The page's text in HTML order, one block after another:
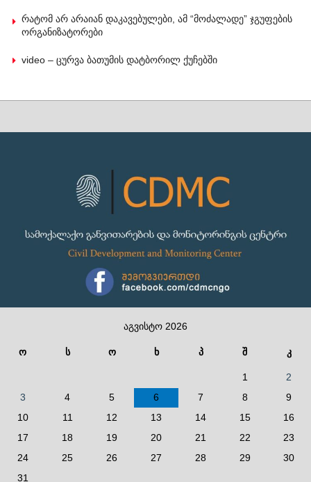
რატომ არ არაიან დაკავებულები, ამ “მოძალადე” ჯგუფების
ორგანიზატორები
video – ცურვა ბათუმის დატბორილ ქუჩებში
აგვისტო 2026
ო ს ო ხ პ შ კ
1
2
3
4 5 6 7 8
9
10
11 12 13 14 15
16
17
18 19 20 21 22
23
24
25 26 27 28 29
30
31